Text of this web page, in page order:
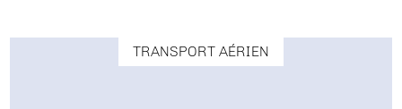
TRANSPORT AÉRIEN